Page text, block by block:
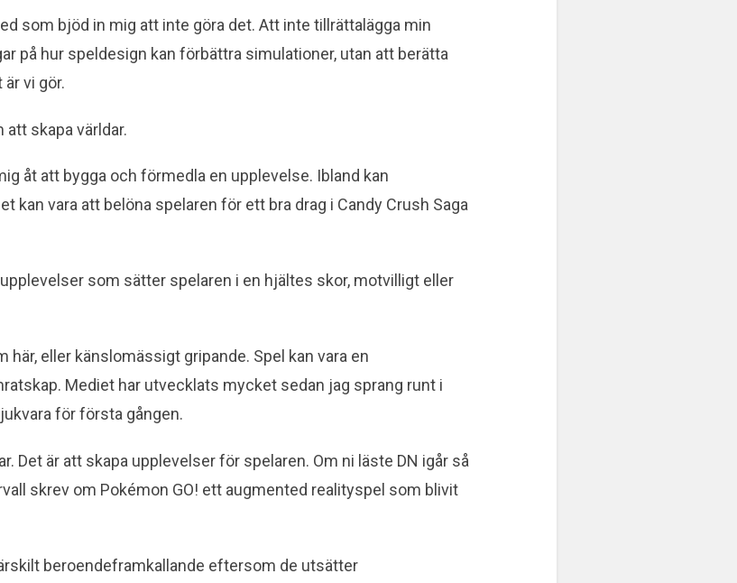
som bjöd in mig att inte göra det. Att inte tillrättalägga min
på hur speldesign kan förbättra simulationer, utan att berätta
vi gör.
att skapa världar.
åt att bygga och förmedla en upplevelse. Ibland kan
kan vara att belöna spelaren för ett bra drag i Candy Crush Saga
som sätter spelaren i en hjältes skor, motvilligt eller
här, eller känslomässigt gripande. Spel kan vara en
Mediet har utvecklats mycket sedan jag sprang runt i
för första gången.
Det är att skapa upplevelser för spelaren. Om ni läste DN igår så
skrev om Pokémon GO! ett augmented realityspel som blivit
beroendeframkallande eftersom de utsätter